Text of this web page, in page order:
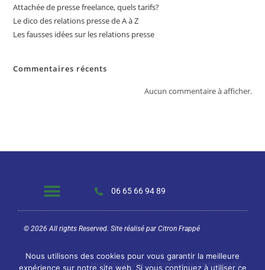
Attachée de presse freelance, quels tarifs?
Le dico des relations presse de A à Z
Les fausses idées sur les relations presse
Commentaires récents
Aucun commentaire à afficher.
06 65 66 94 89
© 2026 All rights Reserved. Site réalisé parCitron Frappé
Mentions légales – Politique de confidentialité
Nous utilisons des cookies pour vous garantir la meilleure
expérience sur notre site web. Si vous continuez à utiliser ce